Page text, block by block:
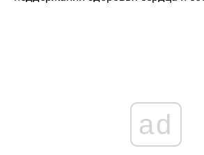
ad